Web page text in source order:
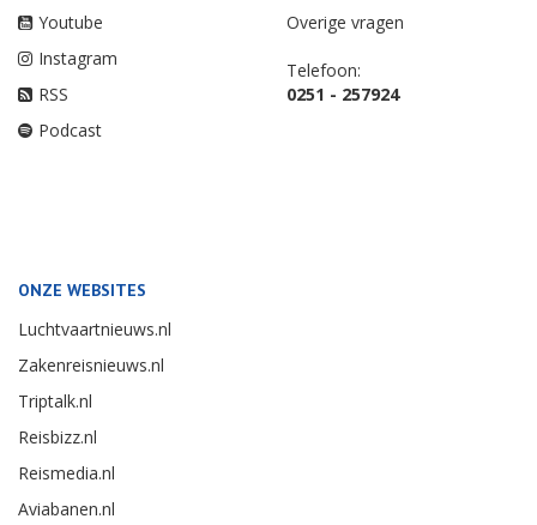
Youtube
Instagram
RSS
Podcast
Overige vragen
Telefoon:
0251 - 257924
ONZE WEBSITES
Luchtvaartnieuws.nl
Zakenreisnieuws.nl
Triptalk.nl
Reisbizz.nl
Reismedia.nl
Aviabanen.nl